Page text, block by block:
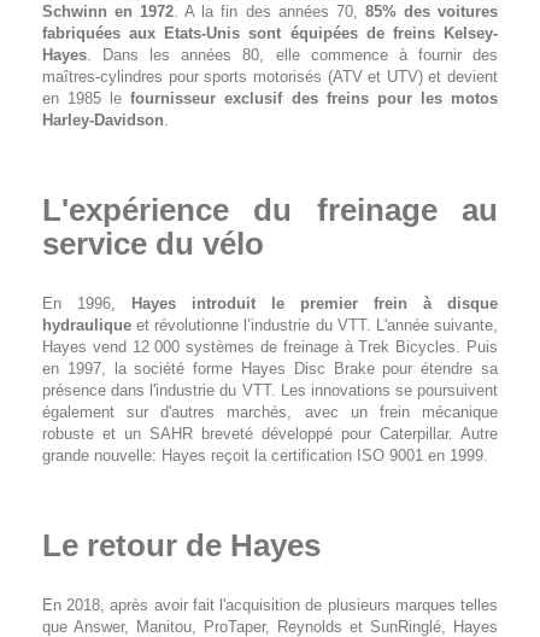
Schwinn en 1972 . A la fin des années 70, 85% des voitures
fabriquées aux Etats-Unis sont équipées de freins Kelsey-
Hayes . Dans les années 80, elle commence à fournir des
maîtres-cylindres pour sports motorisés (ATV et UTV) et devient
en 1985 lefournisseur exclusif des freins pour les motos
Harley-Davidson
L'expérience du freinage au
service du vélo
En 1996, Hayes introduit le premier frein à disque
hydraulique et révolutionne l’industrie du VTT. L'année suivante,
Hayes vend 12 000 systèmes de freinage à Trek Bicycles. Puis
en 1997, la société forme Hayes Disc Brake pour étendre sa
présence dans l'industrie du VTT. Les innovations se poursuivent
également sur d'autres marchés, avec un frein mécanique
robuste et un SAHR breveté développé pour Caterpillar. Autre
grande nouvelle: Hayes reçoit la certification ISO 9001 en 1999.
Le retour de Hayes
En 2018, après avoir fait l'acquisition de plusieurs marques telles
que Answer, Manitou, ProTaper, Reynolds et SunRinglé, Hayes